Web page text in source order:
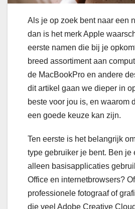
Als je op zoek bent naar een
dan is het merk Apple
eerste namen die bij je
breed assortiment aan
de MacBookPro en andere
dit artikel gaan we dieper in
beste voor jou is, en waarom
een goede keuze kan zijn.
Ten eerste is het belangrijk
type gebruiker je bent. Ben je
alleen basisapplicaties
Office en internetbrowsers?
professionele fotograaf of
die veel Adobe Creative